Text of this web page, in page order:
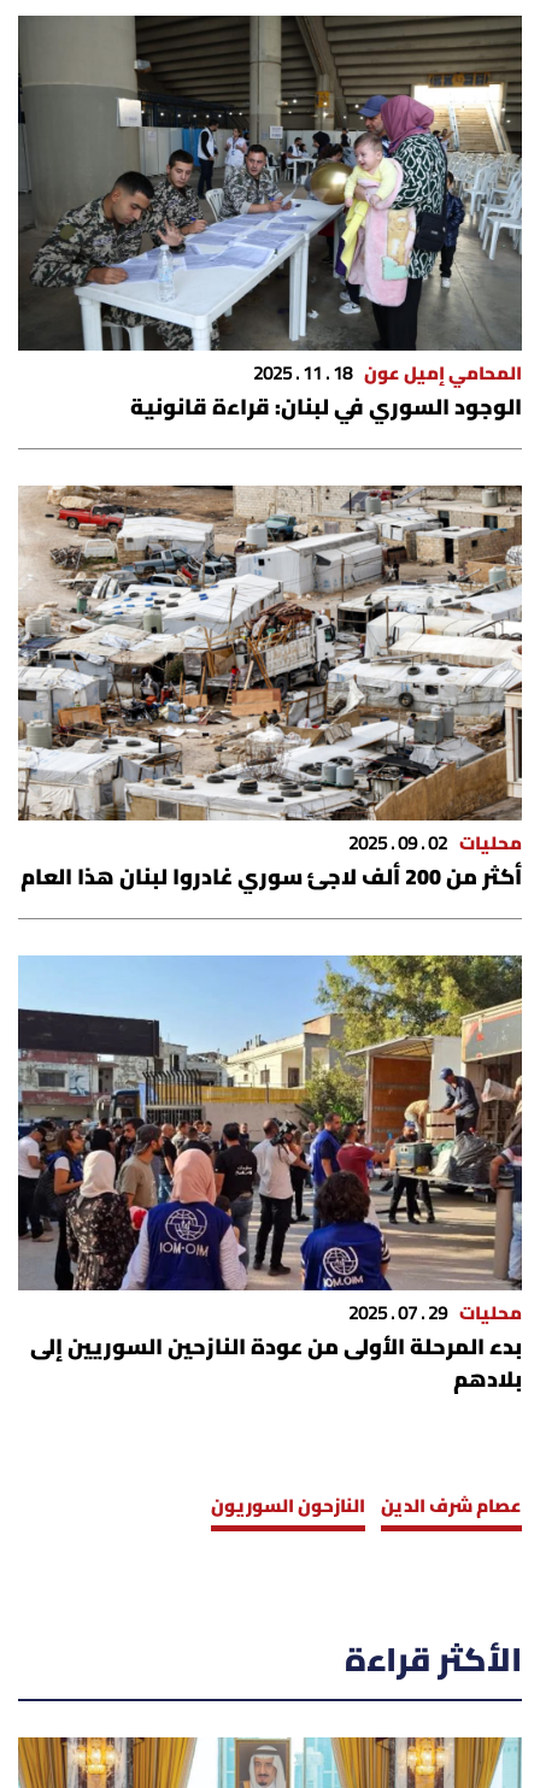
سجالات
صحّة وصحن
الرياضة
منوّعات
حظّك اليوم
للتاريخ
من نحن
للتواصل معنا
شروط الاستخدام
شروط الإشتراك
Digital solutions by
المحامي إميل عون 18 . 11 . 2025
الوجود السوري في لبنان: قراءة قانونية
محليات 02 . 09 . 2025
أكثر من 200 ألف لاجئ سوري غادروا لبنان هذا العام
محليات 29 . 07 . 2025
بدء المرحلة الأولى من عودة النازحين السوريين إلى
بلادهم
عصام شرف الدين النازحون السوريون
الأكثر قراءة